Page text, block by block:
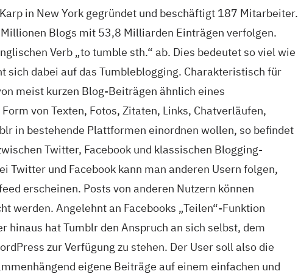
in New York gegründet und beschäftigt 187 Mitarbeiter.
Blogs mit 53,8 Milliarden Einträgen verfolgen.
Verb „to tumble sth.“ ab. Dies bedeutet so viel wie
sich dabei auf das Tumbleblogging. Charakteristisch für
meist kurzen Blog-Beiträgen ähnlich eines
von Texten, Fotos, Zitaten, Links, Chatverläufen,
in bestehende Plattformen einordnen wollen, so befindet
Twitter, Facebook und klassischen Blogging-
Twitter und Facebook kann man anderen Usern folgen,
erscheinen. Posts von anderen Nutzern können
werden. Angelehnt an Facebooks „Teilen“-Funktion
hinaus hat Tumblr den Anspruch an sich selbst, dem
zur Verfügung zu stehen. Der User soll also die
eigene Beiträge auf einem einfachen und